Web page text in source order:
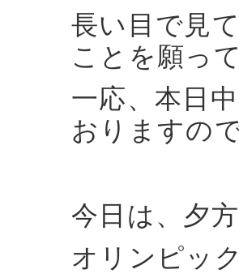
長い目で見
ことを願っ
一応、本日
おりますの
今日は、夕
オリンピッ